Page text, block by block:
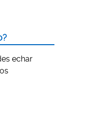
echar